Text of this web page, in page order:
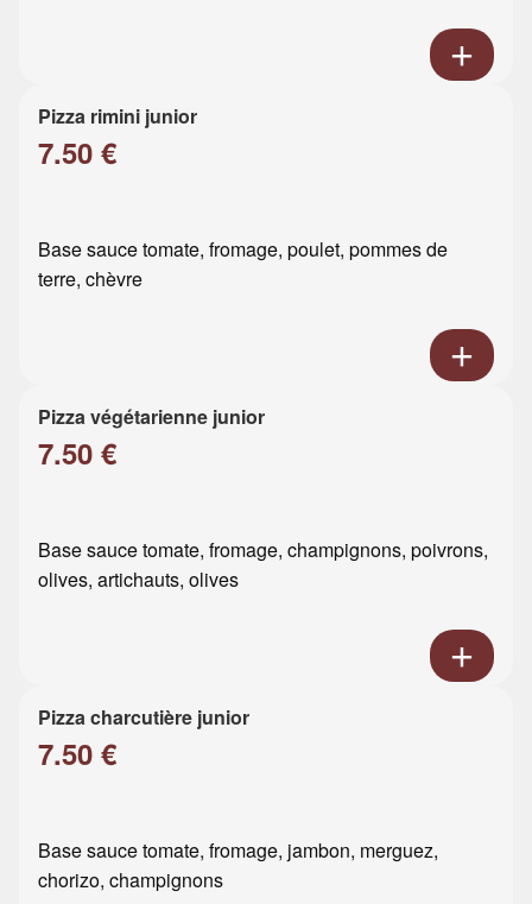
Pizza rimini junior
7.50 €
Base sauce tomate, fromage, poulet, pommes de
terre, chèvre
Pizza végétarienne junior
7.50 €
Base sauce tomate, fromage, champignons, poivrons,
olives, artichauts, olives
Pizza charcutière junior
7.50 €
Base sauce tomate, fromage, jambon, merguez,
chorizo, champignons